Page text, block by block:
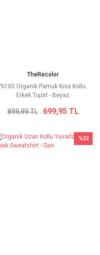
TheRecolor
%100 Organik Pamuk Kısa Kollu
Erkek Tişört - Beyaz
899,99 TL 699,95 TL
%22